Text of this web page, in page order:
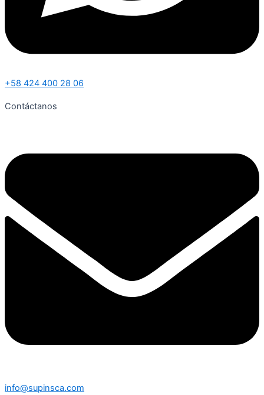
+58 424 400 28 06
Contáctanos
info@supinsca.com